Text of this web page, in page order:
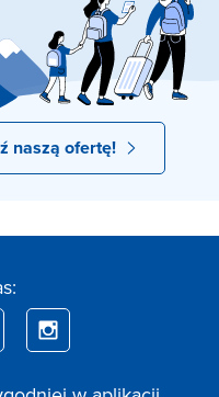
naszą ofertę!